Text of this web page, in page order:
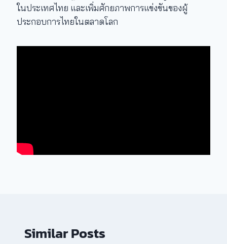
ในประเทศไทย และเพิ่มศักยภาพการแข่งขันของผู้
ประกอบการไทยในตลาดโลก
Similar Posts